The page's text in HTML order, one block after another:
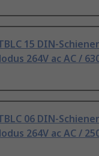
15 DIN-
264V ac AC /
06 DIN-
264V ac AC /